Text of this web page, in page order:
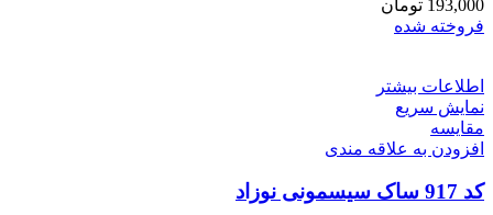
193,000 تومان
فروخته شده
اطلاعات بیشتر
نمایش سریع
مقايسه
افزودن به علاقه مندی
کد 917 ساک سیسمونی نوزاد